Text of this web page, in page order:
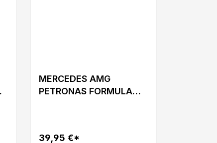
MERCEDES AMG
PETRONAS FORMULA
39,95 €*